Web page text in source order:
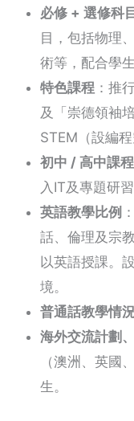
必修 + 選修科
目，包括物理
術等，配合學生
特色課程 ：推
及「崇德領袖
STEM（設編
初中 / 高中課
入IT及專題研
英語教學比例
話、倫理及宗
以英語授課。
境。
普通話教學情
海外交流計劃
（澳洲、英國
生。